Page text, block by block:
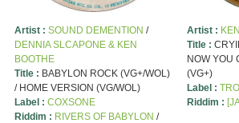
Artist : SOUND DEMENTION /
DENNIA SLCAPONE & KEN
BOOTHE
Title : BABYLON ROCK (VG+/WOL)
/ HOME VERSION (VG/WOL)
Label : COXSONE
Riddim : RIVERS OF BABYLON /
Artist :
Title :
NOW YOU
(VG+)
Label :
Riddim :